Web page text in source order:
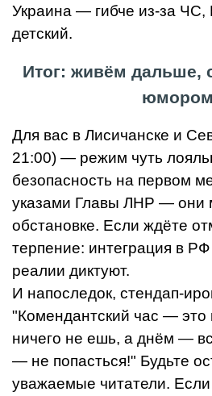
Украина — гибче из-за ЧС,
детский.
Итог: живём дальше,
Для вас в Лисичанске и
21:00) — режим чуть
безопасность на первом
указами Главы ЛНР — они
обстановке. Если ждёте
терпение: интеграция в
реалии диктуют.
И напоследок, стендап-
"Комендантский час — это
ничего не ешь, а днём —
— не попасться!" Будьте
уважаемые читатели.